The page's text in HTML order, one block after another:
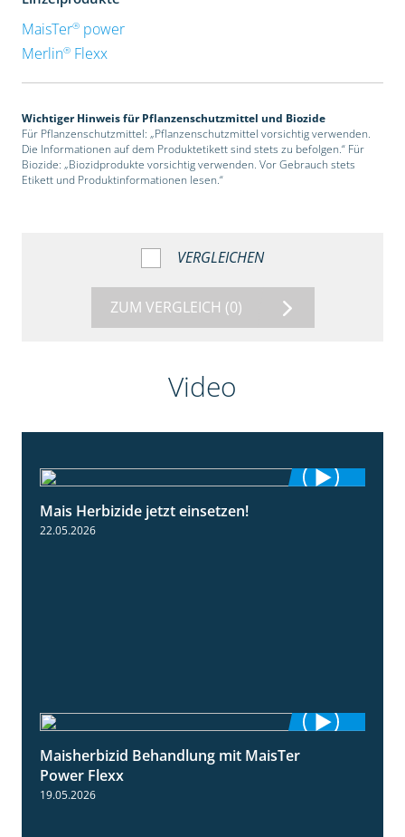
MaisTer®power
Merlin®Flexx
Wichtiger Hinweis für Pflanzenschutzmittel und Biozide
Für Pflanzenschutzmittel: „Pflanzenschutzmittel vorsichtig verwenden.
Die Informationen auf dem Produktetikett sind stets zu befolgen.“ Für
Biozide: „Biozidprodukte vorsichtig verwenden. Vor Gebrauch stets
Etikett und Produktinformationen lesen.“
VERGLEICHEN
ZUM VERGLEICH (0)
Video
Mais Herbizide jetzt einsetzen!
22.05.2026
Maisherbizid Behandlung mit MaisTer
Power Flexx
19.05.2026